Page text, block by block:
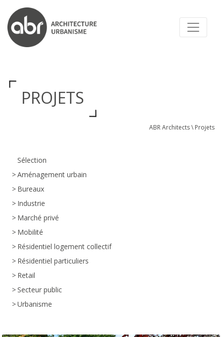
ABR ARCHITECTS
PROJETS
ABR Architects\ Projets
Sélection
Aménagement urbain
Bureaux
Industrie
Marché privé
Mobilité
Résidentiel logement collectif
Résidentiel particuliers
Retail
Secteur public
Urbanisme